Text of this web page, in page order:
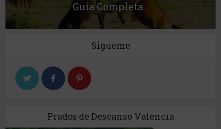
Guía Completa...
Sígueme
Prados de Descanso Valencia